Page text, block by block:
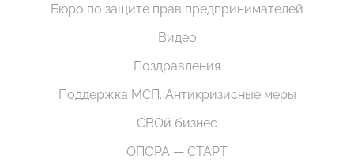
Бюро по защите прав предпринимателей
Видео
Поздравления
Поддержка МСП. Антикризисные меры
СВОй бизнес
ОПОРА — СТАРТ